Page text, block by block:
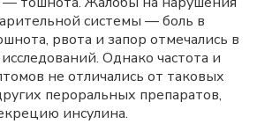
системы — боль в
рвота и запор отмечались в
Однако частота и
не отличались от таковых
пероральных препаратов,
инсулина.